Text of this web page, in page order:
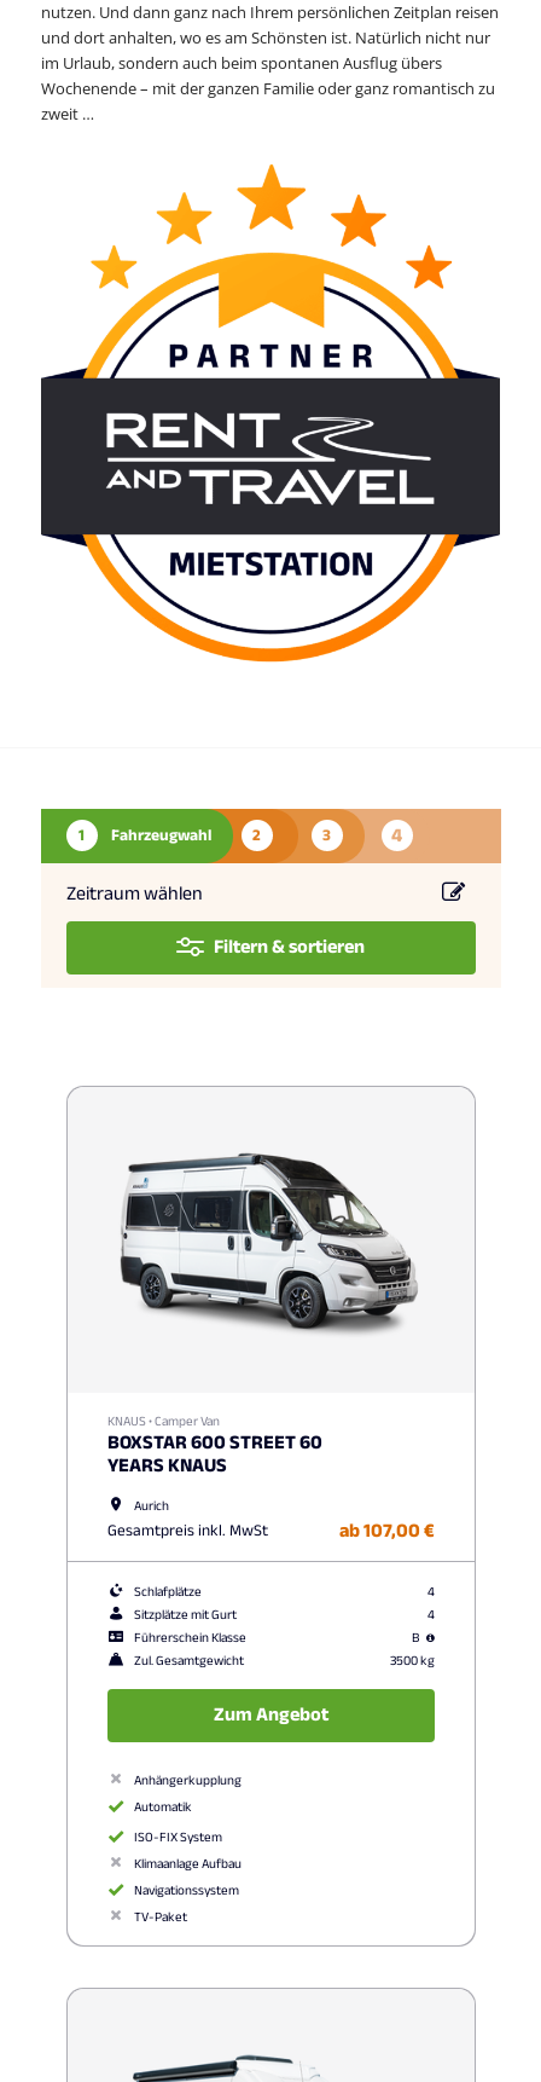
nutzen. Und dann ganz nach Ihrem persönlichen Zeitplan reisen
und dort anhalten, wo es am Schönsten ist. Natürlich nicht nur
im Urlaub, sondern auch beim spontanen Ausflug übers
Wochenende – mit der ganzen Familie oder ganz romantisch zu
zweit …